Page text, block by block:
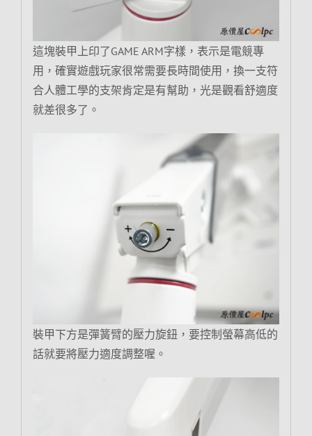
這塊裝甲上印了GAME ARM字樣，表示是電競專
用，確實遊戲玩家很常需要長時間使用，換一支符
合人體工學的支架肯定是有幫助，光是觀看舒適度
就差很多了。
裝甲下方是彈簧臂的壓力旋鈕，要控制螢幕高低的
話就要將壓力適度調整喔。